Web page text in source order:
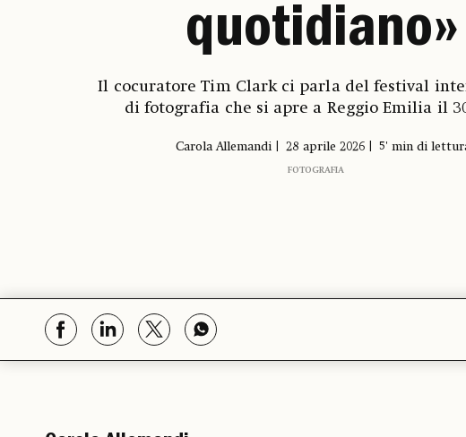
quotidiano»
Il cocuratore Tim Clark ci parla del festival
di fotografia che si apre a Reggio Emilia il
Carola Allemandi 28 aprile 2026 5' min di
FOTOGRAFIA